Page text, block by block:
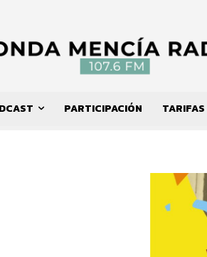
PARTICIPACIÓN TARIFAS